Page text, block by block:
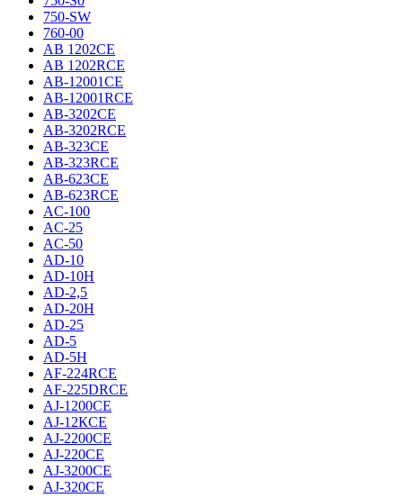
750-SW
760-00
AB 1202CE
AB 1202RCE
AB-12001CE
AB-12001RCE
AB-3202CE
AB-3202RCE
AB-323CE
AB-323RCE
AB-623CE
AB-623RCE
AC-100
AC-25
AC-50
AD-10
AD-10H
AD-2,5
AD-20H
AD-25
AD-5
AD-5H
AF-224RCE
AF-225DRCE
AJ-1200CE
AJ-12КCE
AJ-2200CE
AJ-220CE
AJ-3200CE
AJ-320CE